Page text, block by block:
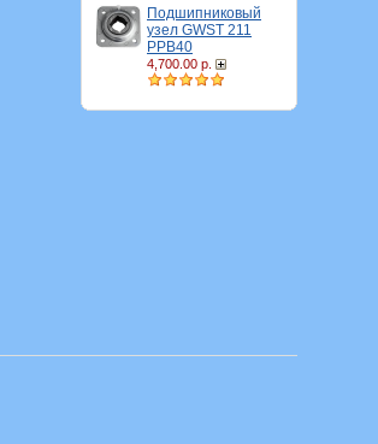
Подшипниковый
узел GWST 211
PPB40
4,700.00 р.